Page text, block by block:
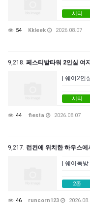
시티
54 Kkleek 2026.08.07
9,218. 페스티발타워 2인실 여
| 쉐어2인
시티
44 fiesta 2026.08.07
9,217. 런컨에 위치한 하우스
| 쉐어독방
2존
46 runcorn123